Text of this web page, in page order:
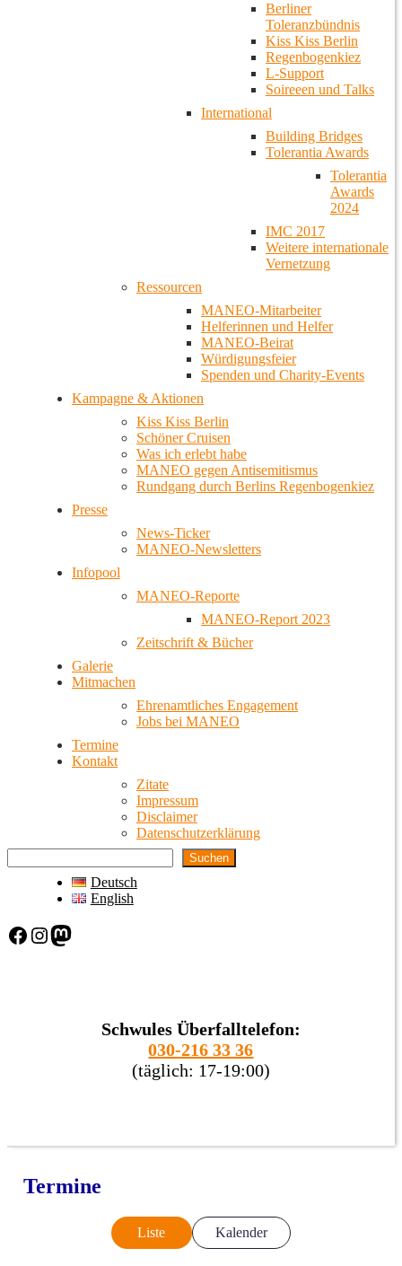
Berliner
Toleranzbündnis
Kiss Kiss Berlin
Regenbogenkiez
L-Support
Soireeen und Talks
International
Building Bridges
Tolerantia Awards
Tolerantia
Awards
2024
IMC 2017
Weitere internationale
Vernetzung
Ressourcen
MANEO-Mitarbeiter
Helferinnen und Helfer
MANEO-Beirat
Würdigungsfeier
Spenden und Charity-Events
Kampagne & Aktionen
Kiss Kiss Berlin
Schöner Cruisen
Was ich erlebt habe
MANEO gegen Antisemitismus
Rundgang durch Berlins Regenbogenkiez
Presse
News-Ticker
MANEO-Newsletters
Infopool
MANEO-Reporte
MANEO-Report 2023
Zeitschrift & Bücher
Galerie
Mitmachen
Ehrenamtliches Engagement
Jobs bei MANEO
Termine
Kontakt
Zitate
Impressum
Disclaimer
Datenschutzerklärung
Suchen
Deutsch
English
Facebook Instagram Mastodon
Schwules Überfalltelefon:
030-216 33 36
(täglich: 17-19:00)
Termine
Liste Kalender